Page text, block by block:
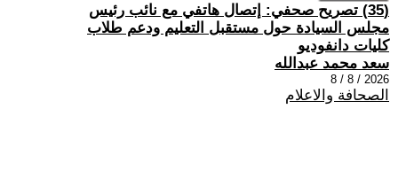
(35) تصريح صحفي: إتصال هاتفي مع نائب رئيس
مجلس السيادة حول مستقبل التعليم ودعم طلاب
كليات دانفوديو
سعد محمد عبدالله
2026 / 8 / 8
الصحافة والاعلام